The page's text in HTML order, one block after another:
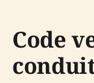
Code